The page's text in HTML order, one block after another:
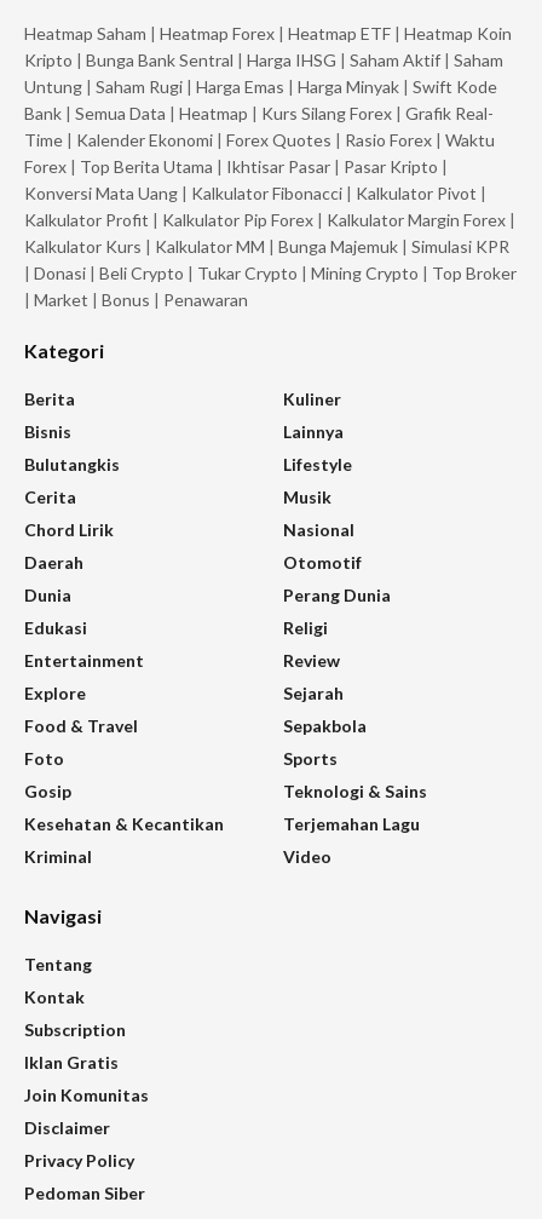
Heatmap Saham | Heatmap Forex | Heatmap ETF | Heatmap Koin
Kripto | Bunga Bank Sentral | Harga IHSG | Saham Aktif | Saham
Untung | Saham Rugi | Harga Emas | Harga Minyak | Swift Kode
Bank | Semua Data | Heatmap | Kurs Silang Forex | Grafik Real-
Time | Kalender Ekonomi | Forex Quotes | Rasio Forex | Waktu
Forex | Top Berita Utama | Ikhtisar Pasar | Pasar Kripto |
Konversi Mata Uang | Kalkulator Fibonacci | Kalkulator Pivot |
Kalkulator Profit | Kalkulator Pip Forex | Kalkulator Margin Forex |
Kalkulator Kurs | Kalkulator MM | Bunga Majemuk | Simulasi KPR
| Donasi | Beli Crypto | Tukar Crypto | Mining Crypto | Top Broker
| Market | Bonus | Penawaran
Kategori
Berita
Bisnis
Bulutangkis
Cerita
Chord Lirik
Daerah
Dunia
Edukasi
Entertainment
Explore
Food & Travel
Foto
Gosip
Kesehatan & Kecantikan
Kriminal
Kuliner
Lainnya
Lifestyle
Musik
Nasional
Otomotif
Perang Dunia
Religi
Review
Sejarah
Sepakbola
Sports
Teknologi & Sains
Terjemahan Lagu
Video
Navigasi
Tentang
Kontak
Subscription
Iklan Gratis
Join Komunitas
Disclaimer
Privacy Policy
Pedoman Siber